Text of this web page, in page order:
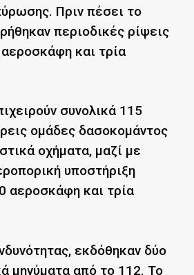
Πριν πέσει το
περιοδικές ρίψεις
και τρία
συνολικά 115
ομάδες δασοκομάντος
οχήματα, μαζί με
υποστήριξη
αεροσκάφη και τρία
εκδόθηκαν δύο
μηνύματα από το 112. Το